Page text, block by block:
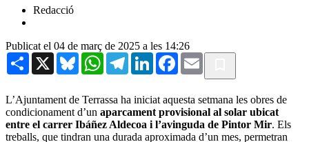
Redacció
Publicat el 04 de març de 2025 a les 14:26
Share X BlueskyWhatsAppTelegramLinkedInFacebook
Email
L’Ajuntament de Terrassa ha iniciat aquesta setmana les obres de
condicionament d’un aparcament provisional al solar ubicat
entre el carrer Ibáñez Aldecoa i l’avinguda de Pintor Mir. Els
treballs, que tindran una durada aproximada d’un mes, permetran